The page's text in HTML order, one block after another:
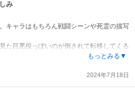
み
キャラはもちろん戦闘シーンや死霊の描写
た目悪役っぽいのが倒されて転移してくる
てますが、主人公そっちかい！ってなりま
値観を持っていて、一概にいい人とは言え
ゃんと大事にするキャラです。
もっとみる▼
2024年7月18日